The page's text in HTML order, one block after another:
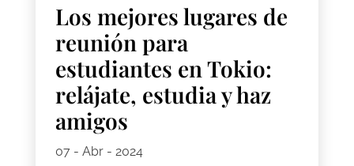
Los mejores lugares de
reunión para
estudiantes en Tokio:
relájate, estudia y haz
amigos
07 - Abr - 2024